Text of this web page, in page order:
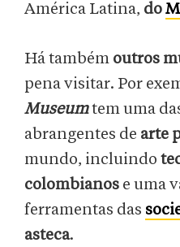
América Latina, do
Há também outros
pena visitar. Por
Museumtem uma
abrangentes de arte
mundo, incluindo
colombianos e uma
ferramentas das
asteca.